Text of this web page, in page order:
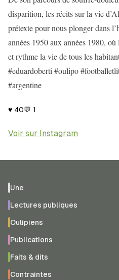
disparition, les récits sur la vie
prétexte pour nous plonger dans
années 1950 aux années 1980,
et rythme la vie de tous les
#eduardoberti #oulipo
#argentine
♥ 40💬 1
Voir sur Instagram
Une
Lectures publiques
Oulipiens
Publications
Faits & dits
Contraintes